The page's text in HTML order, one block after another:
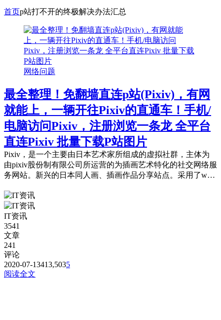
首页p站打不开的终极解决办法汇总
网络问题
最全整理！免翻墙直连p站(Pixiv)，有网
就能上，一辆开往Pixiv的直通车！手机/
电脑访问Pixiv，注册浏览一条龙 全平台
直连Pixiv 批量下载P站图片
Pixiv，是一个主要由日本艺术家所组成的虚拟社群，主体为
由pixiv股份制有限公司所运营的为插画艺术特化的社交网络服
务网站。新兴的日本同人画、插画作品分享站点。采用了web
IT资讯
3541
文章
241
评论
2020-07-13413,5035
阅读全文